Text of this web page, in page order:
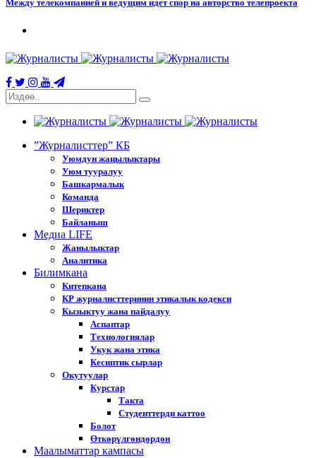
Между телекомпанией и ведущим идет спор на авторство телепроекта
”Журналисттер” КБ
Уюмдун жаңылыктары
Уюм тууралуу
Башкармалык
Команда
Шериктер
Байланыш
Медиа LIFE
Жанылыктар
Аналитика
Билимкана
Китепкана
КР журналисттеринин этикалык кодекси
Кызыктуу жана пайдалуу
Аспаптар
Технологиялар
Укук жана этика
Кесиптик сырлар
Окутуулар
Курстар
Такта
Студенттерди каттоо
Болот
Өткөрүлгөндөрдөн
Маалыматтар кампасы